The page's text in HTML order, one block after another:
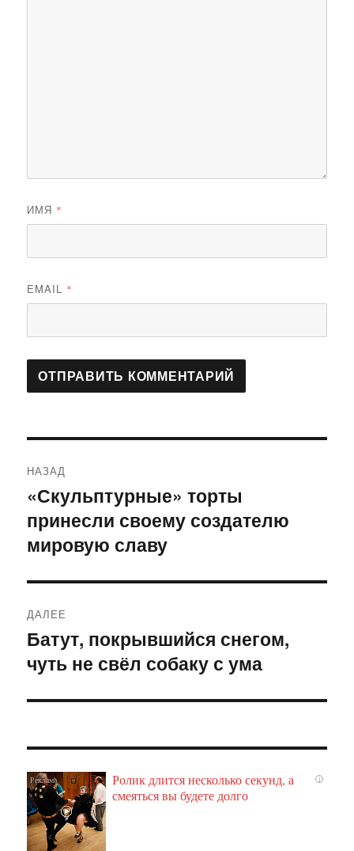
ИМЯ *
EMAIL *
по
записям
НАЗАД
Предыдущая
запись:
«Скульптурные» торты
принесли своему создателю
мировую славу
ДАЛЕЕ
Следующая
запись:
Батут, покрывшийся снегом,
чуть не свёл собаку с ума
i
Ролик длится несколько секунд, а
смеяться вы будете долго